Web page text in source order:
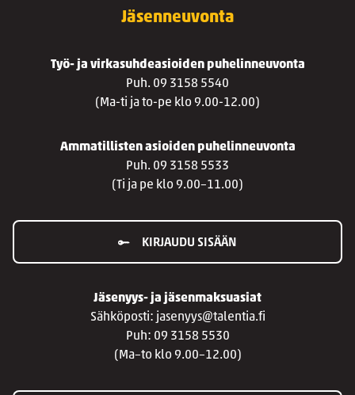
Jäsenneuvonta
Työ- ja virkasuhdeasioiden puhelinneuvonta
Puh. 09 3158 5540
(Ma-ti ja to-pe klo 9.00-12.00)
Ammatillisten asioiden puhelinneuvonta
Puh. 09 3158 5533
(Ti ja pe klo 9.00–11.00)
KIRJAUDU SISÄÄN
Jäsenyys- ja jäsenmaksuasiat
Sähköposti: jasenyys@talentia.fi
Puh: 09 3158 5530
(Ma–to klo 9.00–12.00)